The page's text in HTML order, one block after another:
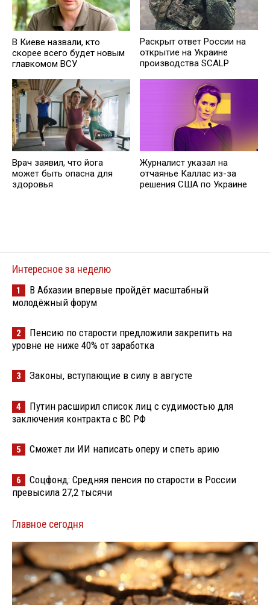
В Киеве назвали, кто
скорее всего будет новым
главкомом ВСУ
Раскрыт ответ России на
открытие на Украине
производства SCALP
Врач заявил, что йога
может быть опасна для
здоровья
Журналист указал на
отчаянье Каллас из-за
решения США по Украине
Интересное за неделю
1
В Абхазии впервые пройдёт масштабный
молодёжный форум
2
Пенсию по старости предложили закрепить на
уровне не ниже 40% от заработка
3 Законы, вступающие в силу в августе
4
Путин расширил список лиц с судимостью для
заключения контракта с ВС РФ
5 Сможет ли ИИ написать оперу и спеть арию
6
Соцфонд: Средняя пенсия по старости в России
превысила 27,2 тысячи
Главное сегодня